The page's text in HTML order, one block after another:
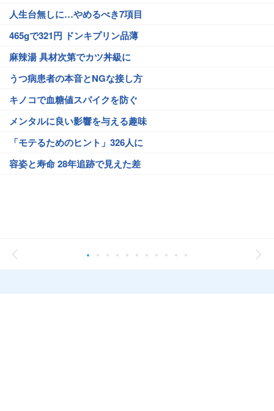
人生台無しに…やめるべき7項目
465gで321円 ドンキプリン品薄
麻辣湯 具材次第でカツ丼級に
うつ病患者の本音とNGな接し方
キノコで血糖値スパイクを防ぐ
メンタルに良い影響を与える趣味
「モテるためのヒント」326人に
容姿と寿命 28年追跡で見えた差